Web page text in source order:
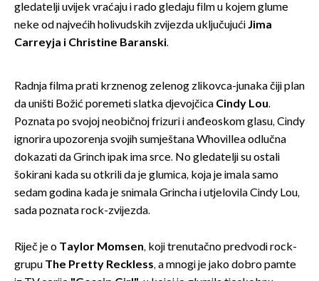
gledatelji uvijek vraćaju i rado gledaju film u kojem glume
neke od najvećih holivudskih zvijezda uključujućiJima
Carreyja i Christine Baranski.
Radnja filma prati krznenog zelenog zlikovca-junaka čiji plan
da uništi Božić poremeti slatka djevojčica Cindy Lou.
Poznata po svojoj neobičnoj frizuri i anđeoskom glasu, Cindy
ignorira upozorenja svojih sumještana Whovillea odlučna
dokazati da Grinch ipak ima srce. No gledatelji su ostali
šokirani kada su otkrili da je glumica, koja je imala samo
sedam godina kada je snimala Grincha i utjelovila Cindy Lou,
sada poznata rock-zvijezda.
Riječ je o Taylor Momsen, koji trenutačno predvodi rock-
grupu The Pretty Reckless, a mnogi je jako dobro pamte